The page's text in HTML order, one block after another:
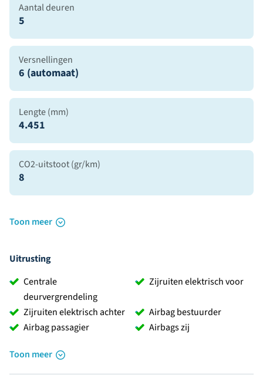
Aantal deuren
5
Versnellingen
6 (automaat)
Lengte (mm)
4.451
CO2-uitstoot (gr/km)
8
Toon meer
Uitrusting
Centrale
deurvergrendeling
Zijruiten elektrisch voor
Zijruiten elektrisch achter
Airbag bestuurder
Airbag passagier
Airbags zij
Toon meer